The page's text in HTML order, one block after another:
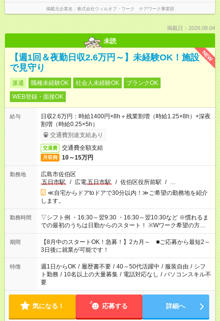
掲載元企業名 株式会社ウィルオブ・ワーク ケアワーク事業部
掲載日：2026.08.04
未読
NEW
【週1回＆夜勤日収2.6万円～】未経験OK！施設
で見守り
派遣 職種未経験OK 社会人未経験OK
ブランクOK
WEB登録・面接OK
給与
日収2.6万円：時給1400円×8h＋残業割増（時給1.25×8h）+深夜
割増（時給0.25×5h）
交通費別途支給あり
交通費 交通費全額支給
月収例 10～15万円
勤務地
広島市佐伯区
五日市駅
/ 広電五日市駅 / 佐伯区役所前駅 / …
≪自宅からドアtoドアで30分以内！≫ご希望の勤務地を紹介
します。
勤務時間
▽シフト例 ・16:30～翌9:30 ・16:30～翌10:30など ※慣れるま
での最初のうちは日勤からのスタート！ ※Wワーク希望の方へ
今ご覧のお仕事で希望する勤務時間と、もう1つのお仕事の勤務
時間。 合計で週40時間を超える場合は応募できません。
期間
【8月中のスタートOK！急募！】2カ月～ ■ご応募から最短2～
3日後に就業が可能です！
特徴 週1日からOK / 履歴書不要 / 40～50代活躍中 / 服装自由 / シフ
ト勤務 / 10名以上の大量募集 / 電話対応なし / パソコンスキル不
要
気になる！ 応募する 詳細へ